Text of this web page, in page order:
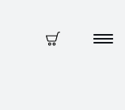
Panier